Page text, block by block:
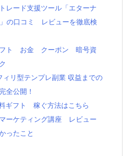
レード支援ツール「エターナ
の口コミ レビューを徹底検
フト お金 クーポン 暗号資
リ型テンプレ副業 収益までの
全公開！
フト 稼ぐ方法はこちら
マーケティング講座 レビュー
ったこと